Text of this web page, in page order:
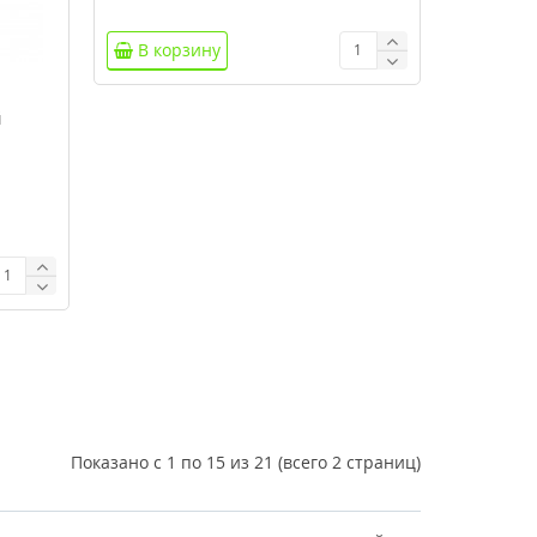
В корзину
Показано с 1 по 15 из 21 (всего 2 страниц)